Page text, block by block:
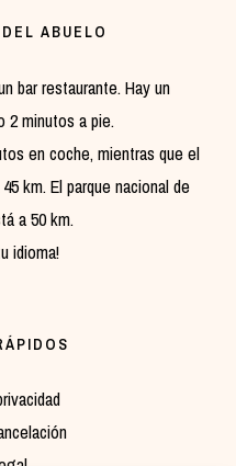
ABUELO
bar restaurante. Hay un
2 minutos a pie.
en coche, mientras que el
km. El parque nacional de
a 50 km.
idioma!